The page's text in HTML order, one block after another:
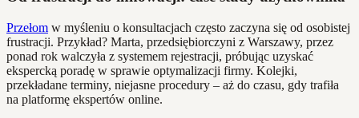
Przełom w myśleniu o konsultacjach często zaczyna się od osobistej
frustracji. Przykład? Marta, przedsiębiorczyni z Warszawy, przez
ponad rok walczyła z systemem rejestracji, próbując uzyskać
ekspercką poradę w sprawie optymalizacji firmy. Kolejki,
przekładane terminy, niejasne procedury – aż do czasu, gdy trafiła
na platformę ekspertów online.